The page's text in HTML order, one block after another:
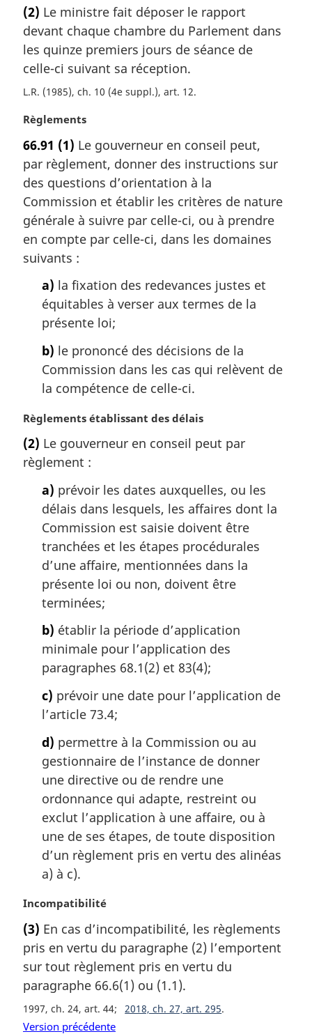
t
e
m
a
g
n
a
l
e
:
(2) Le ministre fait déposer le rapport
devant chaque chambre du Parlement dans
les quinze premiers jours de séance de
celle-ci suivant sa réception.
L.R. (1985), ch. 10 (4e suppl.), art. 12
N
t
e
m
a
g
i
n
Règlements
66.91 (1) Le gouverneur en conseil peut,
par règlement, donner des instructions sur
des questions d’orientation à la
Commission et établir les critères de nature
générale à suivre par celle-ci, ou à prendre
en compte par celle-ci, dans les domaines
suivants :
a) la fixation des redevances justes et
équitables à verser aux termes de la
présente loi;
b) le prononcé des décisions de la
Commission dans les cas qui relèvent de
la compétence de celle-ci.
N
t
e
Règlements établissant des délais
(2) Le gouverneur en conseil peut par
règlement :
a) prévoir les dates auxquelles, ou les
délais dans lesquels, les affaires dont la
Commission est saisie doivent être
tranchées et les étapes procédurales
d’une affaire, mentionnées dans la
présente loi ou non, doivent être
terminées;
b) établir la période d’application
minimale pour l’application des
paragraphes 68.1(2) et 83(4);
c) prévoir une date pour l’application de
l’article 73.4;
d) permettre à la Commission ou au
gestionnaire de l’instance de donner
une directive ou de rendre une
ordonnance qui adapte, restreint ou
exclut l’application à une affaire, ou à
une de ses étapes, de toute disposition
d’un règlement pris en vertu des alinéas
a) à c).
N
t
e
m
a
r
g
i
Incompatibilité
(3) En cas d’incompatibilité, les règlements
pris en vertu du paragraphe (2) l’emportent
sur tout règlement pris en vertu du
paragraphe 66.6(1) ou (1.1).
1997, ch. 24, art. 44 2018, ch. 27, art. 295
Version précédente